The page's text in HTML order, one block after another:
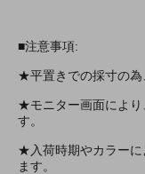
■注意事項:
★平置きでの採寸の為
★モニター画面により
す。
★入荷時期やカラーに
ます。